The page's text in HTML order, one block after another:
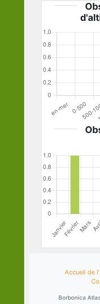
Accueil de
Borbonica